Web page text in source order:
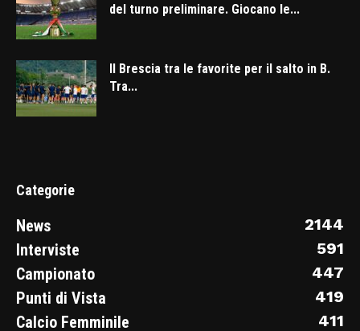
del turno preliminare. Giocano le...
Il Brescia tra le favorite per il salto in B.
Tra...
Categorie
News
2144
Interviste
591
Campionato
447
Punti di Vista
419
Calcio Femminile
411